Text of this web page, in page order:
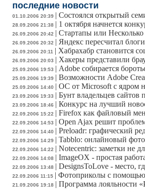
последние новости
01.10.2006 20:39 Состоялся открытый
28.09.2006 21:38 1 октября начнется
26.09.2006 20:42 Стартапы или
26.09.2006 20:32 Яндекс пересчитал блоги
26.09.2006 20:11 Хабрахабр становится
26.09.2006 20:03 Хакеры представили
25.09.2006 19:53 Adobe собирается
25.09.2006 19:39 Возможности Adobe
25.09.2006 14:40 ОС от Microsoft с ядром
23.09.2006 19:33 Бунт владельцев
23.09.2006 18:46 Конкурс на лучший
22.09.2006 15:22 Firefox как файловый
22.09.2006 14:53 Open Ajax решит
22.09.2006 14:40 Preloadr: графический
22.09.2006 14:29 Tabblo: онлайновый
22.09.2006 14:22 Notecentric: заметки не
22.09.2006 14:08 ImageOX - простая
22.09.2006 13:48 DesignsToLove - место,
22.09.2006 11:15 Фотоприколы с помощью
21.09.2006 19:18 Программа лояльности